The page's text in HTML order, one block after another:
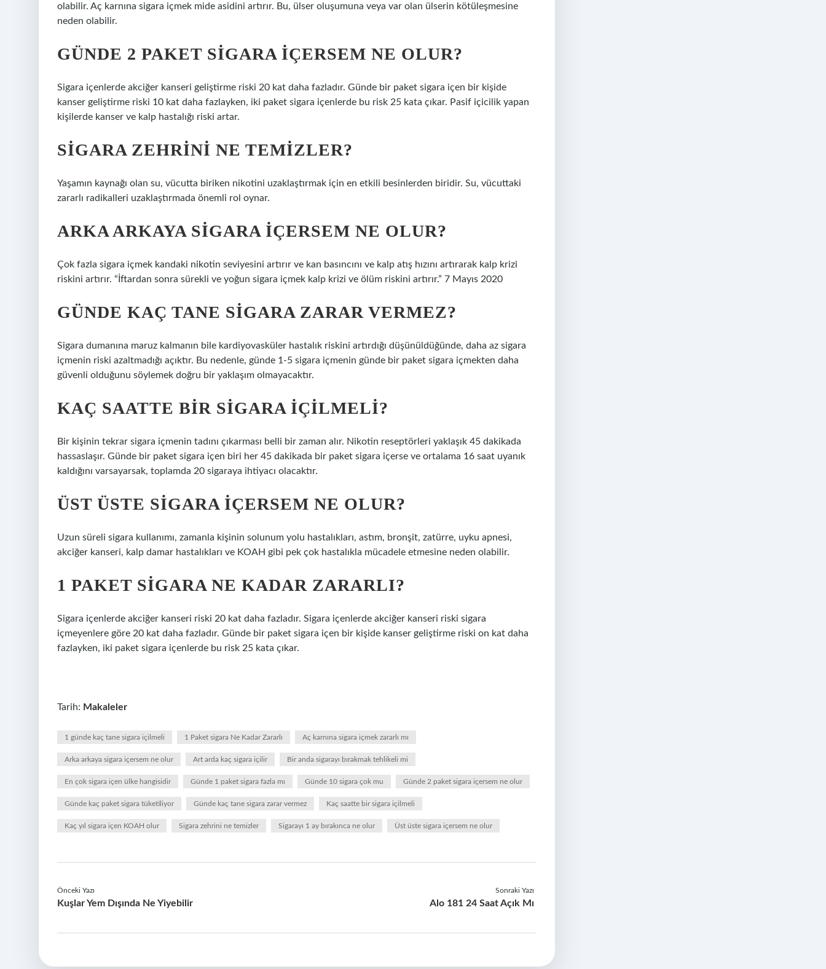
olabilir. Aç karnına sigara içmek mide asidini artırır. Bu, ülser oluşumuna veya var olan ülserin kötüleşmesine
neden olabilir.
GÜNDE 2 PAKET SIGARA IÇERSEM NE OLUR?
Sigara içenlerde akciğer kanseri geliştirme riski 20 kat daha fazladır. Günde bir paket sigara içen bir kişide
kanser geliştirme riski 10 kat daha fazlayken, iki paket sigara içenlerde bu risk 25 kata çıkar. Pasif içicilik yapan
kişilerde kanser ve kalp hastalığı riski artar.
SIGARA ZEHRINI NE TEMIZLER?
Yaşamın kaynağı olan su, vücutta biriken nikotini uzaklaştırmak için en etkili besinlerden biridir. Su, vücuttaki
zararlı radikalleri uzaklaştırmada önemli rol oynar.
ARKA ARKAYA SIGARA IÇERSEM NE OLUR?
Çok fazla sigara içmek kandaki nikotin seviyesini artırır ve kan basıncını ve kalp atış hızını artırarak kalp krizi
riskini artırır. “İftardan sonra sürekli ve yoğun sigara içmek kalp krizi ve ölüm riskini artırır.” 7 Mayıs 2020
GÜNDE KAÇ TANE SIGARA ZARAR VERMEZ?
Sigara dumanına maruz kalmanın bile kardiyovasküler hastalık riskini artırdığı düşünüldüğünde, daha az sigara
içmenin riski azaltmadığı açıktır. Bu nedenle, günde 1-5 sigara içmenin günde bir paket sigara içmekten daha
güvenli olduğunu söylemek doğru bir yaklaşım olmayacaktır.
KAÇ SAATTE BIR SIGARA IÇILMELI?
Bir kişinin tekrar sigara içmenin tadını çıkarması belli bir zaman alır. Nikotin reseptörleri yaklaşık 45 dakikada
hassaslaşır. Günde bir paket sigara içen biri her 45 dakikada bir paket sigara içerse ve ortalama 16 saat uyanık
kaldığını varsayarsak, toplamda 20 sigaraya ihtiyacı olacaktır.
ÜST ÜSTE SIGARA IÇERSEM NE OLUR?
Uzun süreli sigara kullanımı, zamanla kişinin solunum yolu hastalıkları, astım, bronşit, zatürre, uyku apnesi,
akciğer kanseri, kalp damar hastalıkları ve KOAH gibi pek çok hastalıkla mücadele etmesine neden olabilir.
1 PAKET SIGARA NE KADAR ZARARLI?
Sigara içenlerde akciğer kanseri riski 20 kat daha fazladır. Sigara içenlerde akciğer kanseri riski sigara
içmeyenlere göre 20 kat daha fazladır. Günde bir paket sigara içen bir kişide kanser geliştirme riski on kat daha
fazlayken, iki paket sigara içenlerde bu risk 25 kata çıkar.
Tarih: Makaleler
1 günde kaç tane sigara içilmeli 1 Paket sigara Ne Kadar Zararlı Aç karnına sigara içmek zararlı mı
Arka arkaya sigara içersem ne olur Art arda kaç sigara içilir Bir anda sigarayı bırakmak tehlikeli mi
En çok sigara içen ülke hangisidir Günde 1 paket sigara fazla mı Günde 10 sigara çok mu Günde 2 paket sigara içersem ne olur
Günde kaç paket sigara tüketiliyor Günde kaç tane sigara zarar vermez Kaç saatte bir sigara içilmeli
Kaç yıl sigara içen KOAH olur Sigara zehrini ne temizler Sigarayı 1 ay bırakınca ne olur Üst üste sigara içersem ne olur
Önceki Yazı
Kuşlar Yem Dışında Ne Yiyebilir
Sonraki Yazı
Alo 181 24 Saat Açık Mı